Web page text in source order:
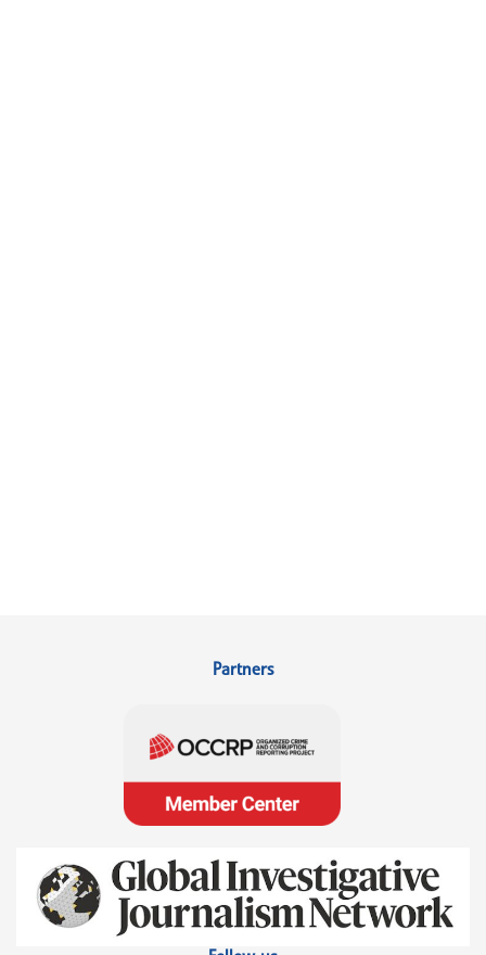
Partners